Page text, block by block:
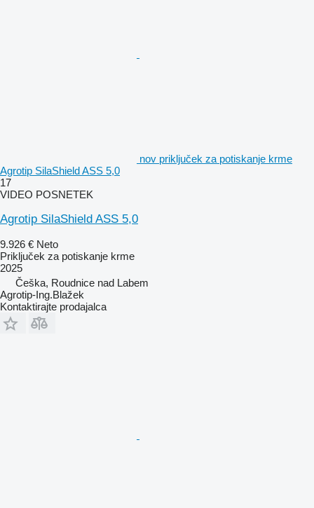
nov priključek za potiskanje krme
Agrotip SilaShield ASS 5,0
17
VIDEO POSNETEK
Agrotip SilaShield ASS 5,0
9.926 € Neto
Priključek za potiskanje krme
2025
Češka, Roudnice nad Labem
Agrotip-Ing.Blažek
Kontaktirajte prodajalca